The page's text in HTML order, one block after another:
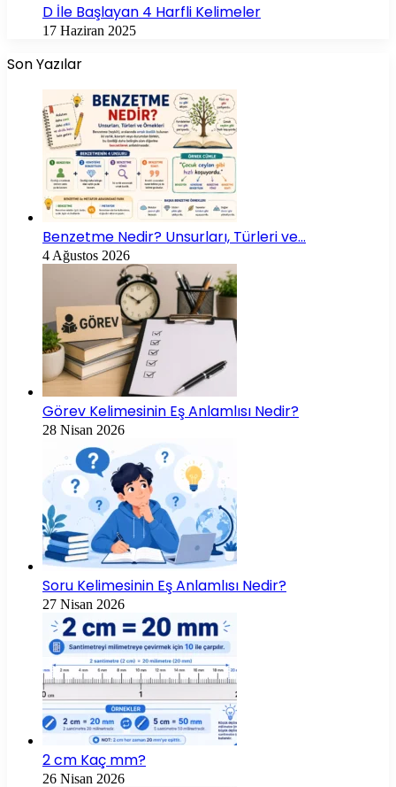
D İle Başlayan 4 Harfli Kelimeler
17 Haziran 2025
Son Yazılar
Benzetme Nedir? Unsurları, Türleri ve…
4 Ağustos 2026
Görev Kelimesinin Eş Anlamlısı Nedir?
28 Nisan 2026
Soru Kelimesinin Eş Anlamlısı Nedir?
27 Nisan 2026
2 cm Kaç mm?
26 Nisan 2026